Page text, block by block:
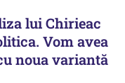
lui Chirieac
Vom avea
noua variantă